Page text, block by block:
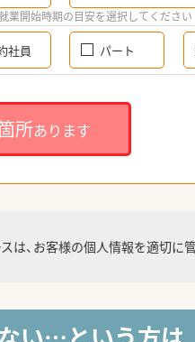
業開始時期の目安を選択してください
社員 パート
所あります
は、お客様の個人情報を適切に